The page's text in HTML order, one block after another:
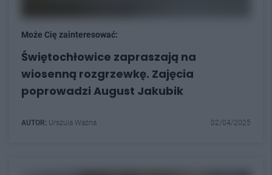
Może Cię zainteresować:
Świętochłowice zapraszają na
wiosenną rozgrzewkę. Zajęcia
poprowadzi August Jakubik
AUTOR: Urszula Ważna 02/04/2025